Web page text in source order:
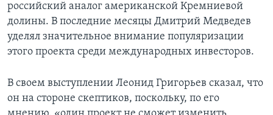
российский аналог американской Кремниевой
долины. В последние месяцы Дмитрий Медведев
уделял значительное внимание популяризации
этого проекта среди международных инвесторов.
В своем выступлении Леонид Григорьев сказал, что
он на стороне скептиков, поскольку, по его